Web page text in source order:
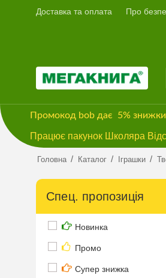
Доставка та оплата Про
Промокод bob дає 5% знижки
Працює пакунок Школяра
Головна / Каталог / Іграшки /
Спец. пропозиція
Новинка
Промо
Супер знижка